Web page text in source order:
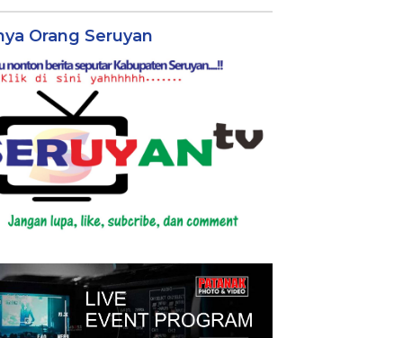
Orang Seruyan